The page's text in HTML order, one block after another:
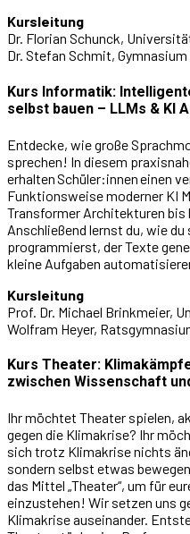
Kursleitung
Dr. Florian Schunck,
Dr. Stefan Schmit,
Kurs Informatik:
selbst bauen – LLMs & KI
Entdecke, wie große
sprechen! In diesem
erhalten Schüler:innen einen
Funktionsweise moderner KI
Transformer Architekturen bis
Anschließend lernst du, wie
programmierst, der Texte
kleine Aufgaben
Kursleitung
Prof. Dr. Michael Brinkmeier,
Wolfram Heyer,
Kurs Theater:
zwischen Wissenschaft
Ihr möchtet Theater spielen,
gegen die Klimakrise? Ihr
sich trotz Klimakrise nichts
sondern selbst etwas
das Mittel „Theater“, um für
einzustehen! Wir setzen uns
Klimakrise auseinander.